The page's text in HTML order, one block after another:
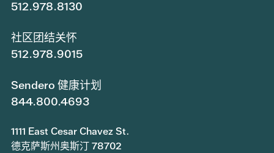
512.978.8130
社区团结关怀
512.978.9015
Sendero 健康计划
844.800.4693
1111 East Cesar Chavez St.
德克萨斯州奥斯汀 78702